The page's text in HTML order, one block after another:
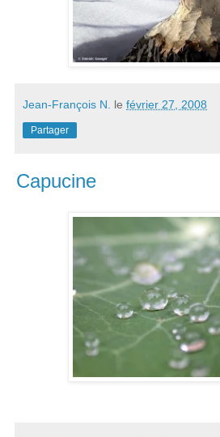
Jean-François N. le février 27, 2008
Partager
Capucine